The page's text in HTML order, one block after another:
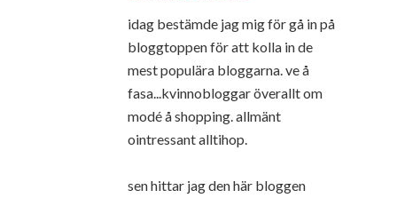
idag bestämde jag mig för gå in på
bloggtoppen för att kolla in de
mest populära bloggarna. ve å
fasa...kvinnobloggar överallt om
modé å shopping. allmänt
ointressant alltihop.
sen hittar jag den här bloggen